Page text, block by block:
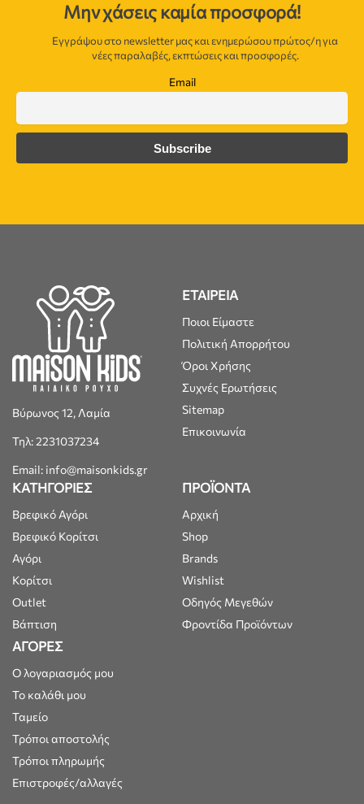
Μην χάσεις καμία προσφορά!
Εγγράψου στο newsletter μας και ενημερώσου πρώτος/η για
νέες παραλαβές, εκπτώσεις και προσφορές.
Email
Βύρωνος 12, Λαμία
Τηλ: 2231037234
Email: info@maisonkids.gr
ΕΤΑΙΡΕΙΑ
Ποιοι Είμαστε
Πολιτική Απορρήτου
Όροι Χρήσης
Συχνές Ερωτήσεις
Sitemap
Επικοινωνία
ΚΑΤΗΓΟΡΙΕΣ
Βρεφικό Αγόρι
Βρεφικό Κορίτσι
Αγόρι
Κορίτσι
Outlet
Βάπτιση
ΠΡΟΪΟΝΤΑ
Αρχική
Shop
Brands
Wishlist
Οδηγός Μεγεθών
Φροντίδα Προϊόντων
ΑΓΟΡΕΣ
Ο λογαριασμός μου
Το καλάθι μου
Ταμείο
Τρόποι αποστολής
Τρόποι πληρωμής
Επιστροφές/αλλαγές